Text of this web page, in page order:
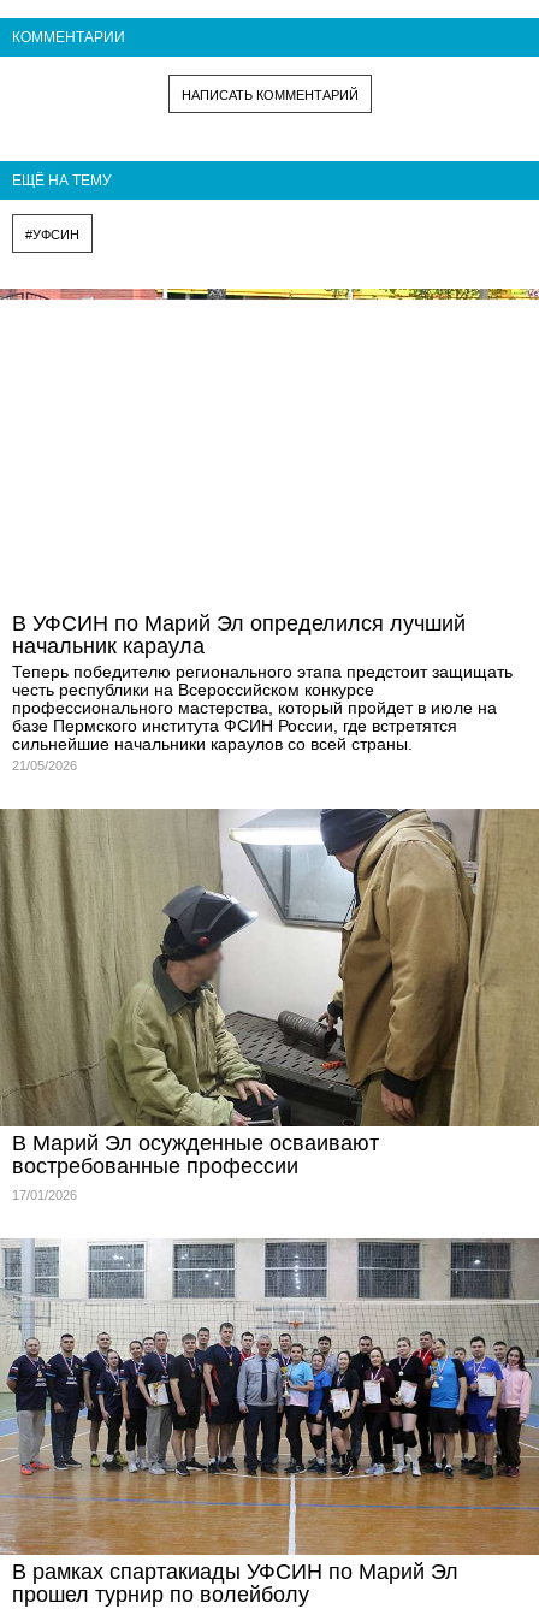
КОММЕНТАРИИ
НАПИСАТЬ КОММЕНТАРИЙ
ЕЩЁ НА ТЕМУ
#УФСИН
В УФСИН по Марий Эл определился лучший
начальник караула
Теперь победителю регионального этапа предстоит защищать
честь республики на Всероссийском конкурсе
профессионального мастерства, который пройдет в июле на
базе Пермского института ФСИН России, где встретятся
сильнейшие начальники караулов со всей страны.
21/05/2026
В Марий Эл осужденные осваивают
востребованные профессии
17/01/2026
В рамках спартакиады УФСИН по Марий Эл
прошел турнир по волейболу